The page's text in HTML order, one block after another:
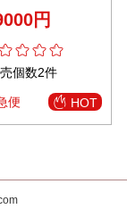
円
個数2件
便 HOT